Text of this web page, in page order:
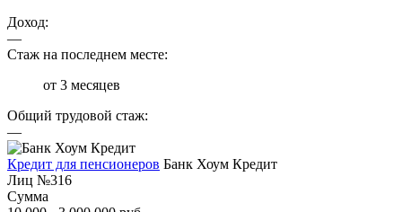
Доход:
—
Стаж на последнем месте:
от 3 месяцев
Общий трудовой стаж:
—
Кредит для пенсионеров Банк Хоум Кредит
Лиц №316
Сумма